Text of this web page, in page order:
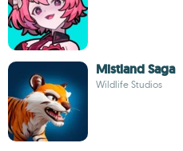
Mistland Saga
Wildlife Studios